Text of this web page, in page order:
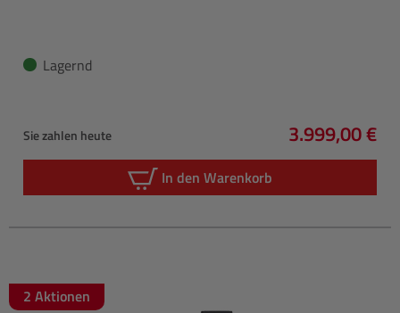
Lagernd
Sie zahlen heute
Regulärer
3.999,00 €
In den Warenkorb
2 Aktionen